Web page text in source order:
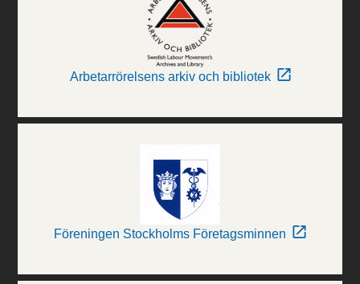
Arbetarrörelsens arkiv och bibliotek
Föreningen Stockholms Företagsminnen